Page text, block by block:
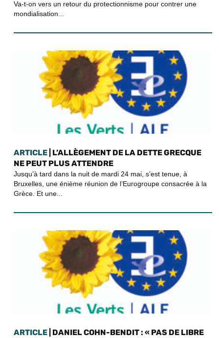
Va-t-on vers un retour du protectionnisme pour contrer une
mondialisation...
ARTICLE | L’ALLÈGEMENT DE LA DETTE GRECQUE
NE PEUT PLUS ATTENDRE
Jusqu’à tard dans la nuit de mardi 24 mai, s’est tenue, à
Bruxelles, une énième réunion de l’Eurogroupe consacrée à la
Grèce. Et une...
ARTICLE | DANIEL COHN-BENDIT : « PAS DE LIBRE